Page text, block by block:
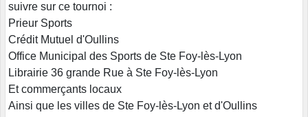
suivre sur ce tournoi :
Prieur Sports
Crédit Mutuel d'Oullins
Office Municipal des Sports de Ste Foy-lès-Lyon
Librairie 36 grande Rue à Ste Foy-lès-Lyon
Et commerçants locaux
Ainsi que les villes de Ste Foy-lès-Lyon et d'Oullins